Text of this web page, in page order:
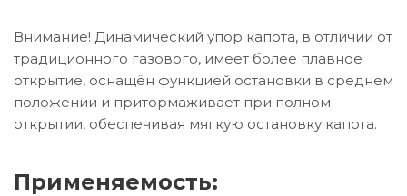
Внимание! Динамический упор капота, в отличии от
традиционного газового, имеет более плавное
открытие, оснащён функцией остановки в среднем
положении и притормаживает при полном
открытии, обеспечивая мягкую остановку капота.
Применяемость: